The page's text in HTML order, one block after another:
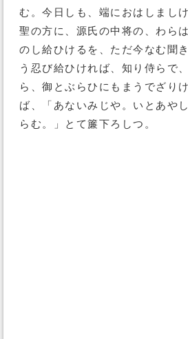
む。今日しも、端におはしまし
聖の方に、源氏の中将の、わら
のし給ひけるを、ただ今なむ聞
う忍び給ひければ、知り侍らで
ら、御とぶらひにもまうでざり
ば、「あないみじや。いとあや
らむ。」とて簾下ろしつ。